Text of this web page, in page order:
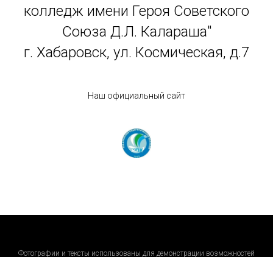
колледж имени Героя Советского
Союза Д.Л. Калараша"
г. Хабаровск, ул. Космическая, д.7
Наш официальный сайт
Фотографии и тексты использованы для демонстрации возможностей